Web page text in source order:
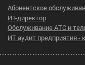
Абонентское
ИТ-директор
Обслуживание АТС и